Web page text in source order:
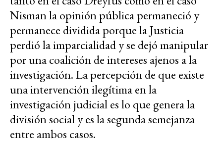
Nisman la opinión pública permaneció y
permanece dividida porque la Justicia
perdió la imparcialidad y se dejó manipular
por una coalición de intereses ajenos a la
investigación. La percepción de que existe
una intervención ilegítima en la
investigación judicial es lo que genera la
división social y es la segunda semejanza
entre ambos casos.